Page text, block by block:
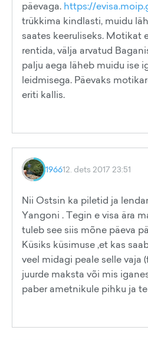
päevaga. https://
trükkima kindlasti, muidu
saates keeruliseks. Motikat
rentida, välja arvatud
palju aega läheb muidu ise
leidmisega. Päevaks
eriti kallis.
196612. dets 2017 23:51
Nii Ostsin ka piletid ja
Yangoni . Tegin e visa ära
tuleb see siis mõne päeva
Küsiks küsimuse ,et kas
veel midagi peale selle vaja
juurde maksta või mis
paber ametnikule pihku ja